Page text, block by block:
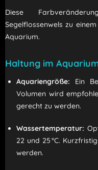
Diese
Segelflossenwels zu
Aquarium.
Haltung im
Aquariengröße:
Ein
Volumen wird
gerecht zu werden.
Wassertemperatur:
22 und 25 °C.
werden.